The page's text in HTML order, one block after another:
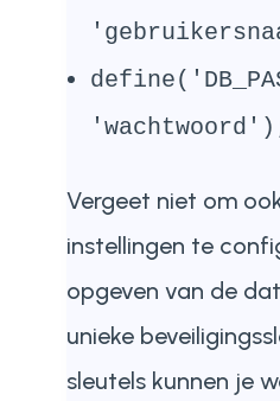
Vergeet niet om
instellingen te
opgeven van de
unieke
sleutels kunnen je